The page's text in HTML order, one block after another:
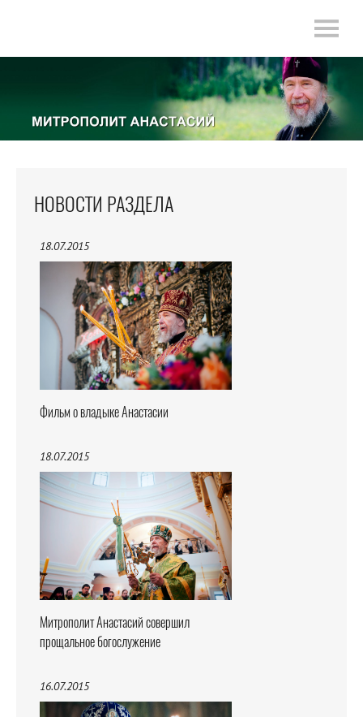
НОВОСТИ РАЗДЕЛА
18.07.2015
Фильм о владыке Анастасии
18.07.2015
Митрополит Анастасий совершил
прощальное богослужение
16.07.2015